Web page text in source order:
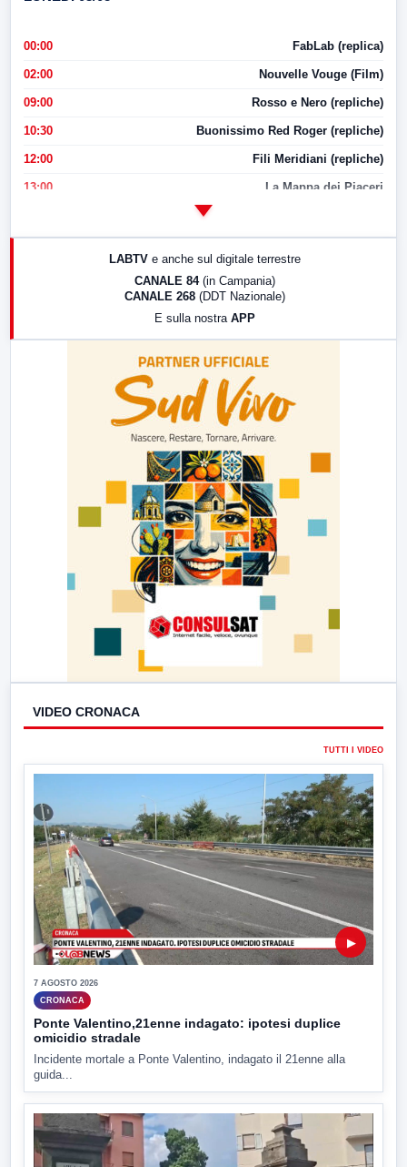
00:00 FabLab (replica)
02:00 Nouvelle Vouge (Film)
09:00 Rosso e Nero (repliche)
10:30 Buonissimo Red Roger (repliche)
12:00 Fili Meridiani (repliche)
13:00 La Mappa dei Piaceri
LABTV e anche sul digitale terrestre
CANALE 84 (in Campania)
CANALE 268 (DDT Nazionale)
E sulla nostra APP
VIDEO CRONACA
TUTTI I VIDEO
▶
7 AGOSTO 2026
CRONACA
Ponte Valentino,21enne indagato: ipotesi duplice
omicidio stradale
Incidente mortale a Ponte Valentino, indagato il 21enne alla
guida...